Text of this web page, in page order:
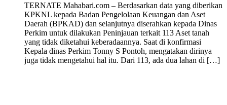
TERNATE Mahabari.com – Berdasarkan data yang diberikan
KPKNL kepada Badan Pengelolaan Keuangan dan Aset
Daerah (BPKAD) dan selanjutnya diserahkan kepada Dinas
Perkim untuk dilakukan Peninjauan terkait 113 Aset tanah
yang tidak diketahui keberadaannya. Saat di konfirmasi
Kepala dinas Perkim Tonny S Pontoh, mengatakan dirinya
juga tidak mengetahui hal itu. Dari 113, ada dua lahan di […]